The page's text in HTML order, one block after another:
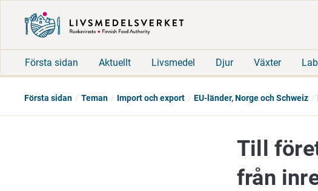
Första sidan Aktuellt Livsmedel Djur Växter
Första sidan Teman Import och export EU-länder, Norge och Schweiz
Till
från